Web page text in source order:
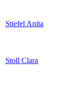
Stiefel Anita
Stoll Clara